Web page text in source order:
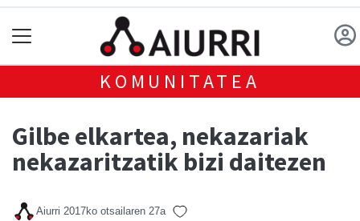
KOMUNITATEA
Gilbe elkartea, nekazariak
nekazaritzatik bizi daitezen
Aiurri 2017ko otsailaren 27a